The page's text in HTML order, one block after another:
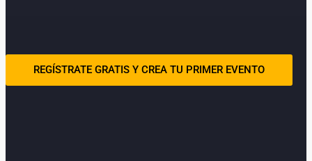
REGÍSTRATE GRATIS Y CREA TU PRIMER EVENTO